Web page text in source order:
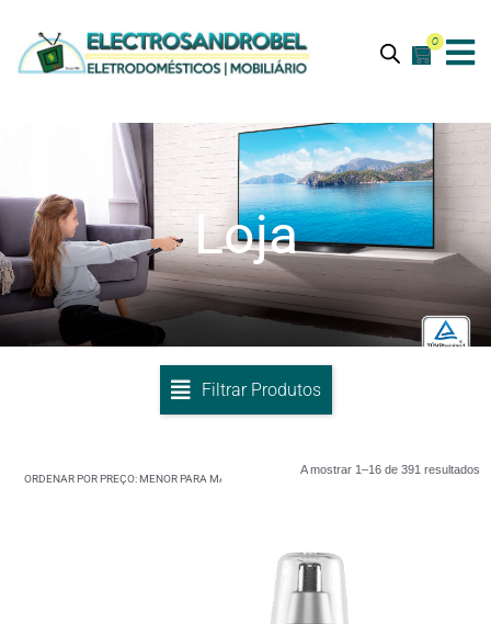
0
Loja
Filtrar Produtos
A mostrar 1–16 de 391 resultados